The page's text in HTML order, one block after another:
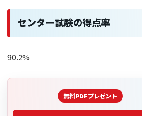
センター試験の得点率
90.2%